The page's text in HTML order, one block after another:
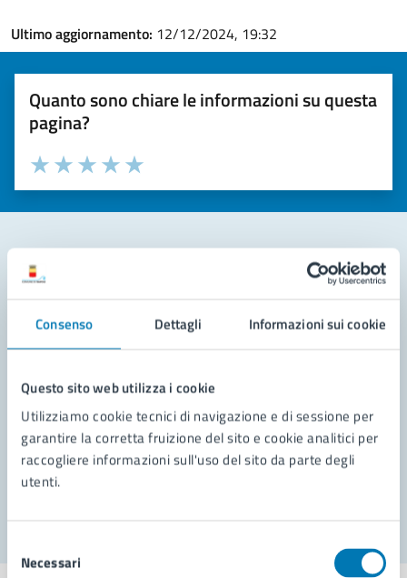
Consenso Dettagli Informazioni sui cookie
Questo sito web utilizza i cookie
Utilizziamo cookie tecnici di navigazione e di sessione per
garantire la corretta fruizione del sito e cookie analitici per
raccogliere informazioni sull'uso del sito da parte degli
utenti.
delNecessari
Ultimo aggiornamento: 12/12/2024, 19:32
Quanto sono chiare le informazioni su questa
pagina?
Valuta la chiarezza delle informazioni (da 1 a 5 stelle)
Seleziona il numero di stelle per valutare la chiarezza delle
Valuta 5 stelle su 5
Valuta 4 stelle su 5
Valuta 3 stelle su 5
Valuta 2 stelle su 5
Valuta 1 stelle su 5
Contatta il comune
Leggi le domande frequenti
Problemi in città